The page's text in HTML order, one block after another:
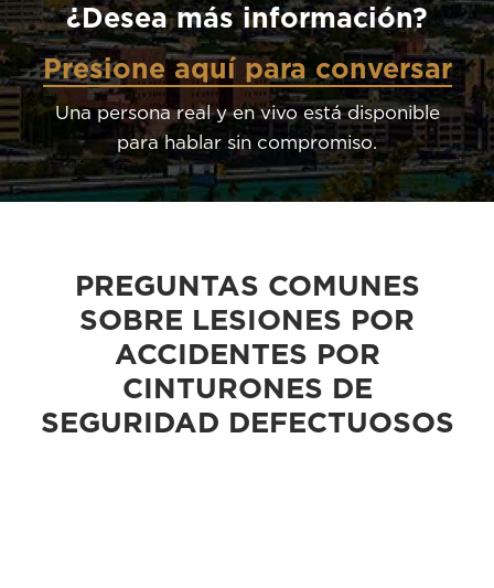
¿Desea más información?
Presione aquí para conversar
Una persona real y en vivo está disponible
para hablar sin compromiso.
PREGUNTAS COMUNES
SOBRE LESIONES POR
ACCIDENTES POR
CINTURONES DE
SEGURIDAD DEFECTUOSOS